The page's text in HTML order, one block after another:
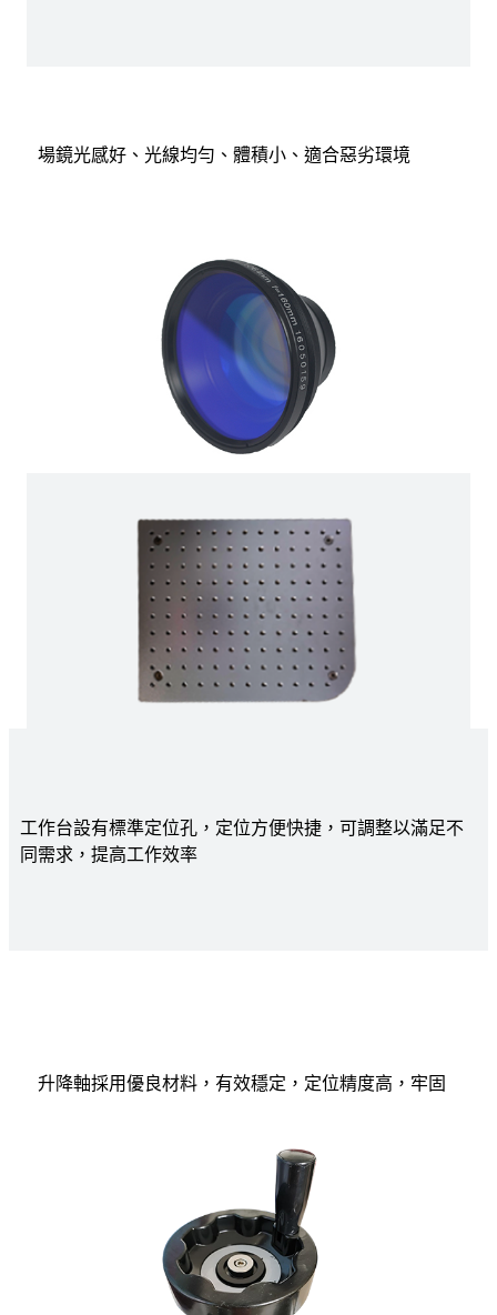
場鏡光感好、光線均勻、體積小、適合惡劣環境
工作台設有標準定位孔，定位方便快捷，可調整以滿足不
同需求，提高工作效率
升降軸採用優良材料，有效穩定，定位精度高，牢固